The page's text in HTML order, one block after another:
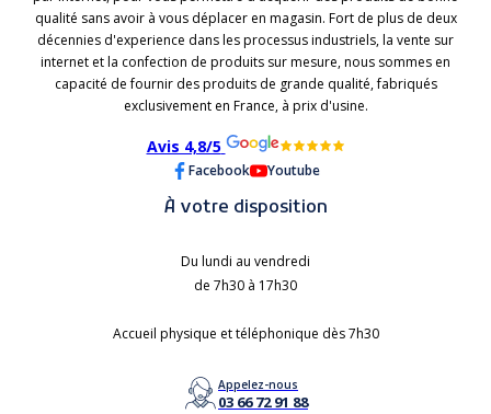
qualité sans avoir à vous déplacer en magasin. Fort de plus de deux
décennies d'experience dans les processus industriels, la vente sur
internet et la confection de produits sur mesure, nous sommes en
capacité de fournir des produits de grande qualité, fabriqués
exclusivement en France, à prix d'usine.
Avis 4,8/5
Facebook Youtube
À votre disposition
Du lundi au vendredi
de 7h30 à 17h30
Accueil physique et téléphonique dès 7h30
Appelez-nous
03 66 72 91 88